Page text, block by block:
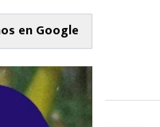
en Google